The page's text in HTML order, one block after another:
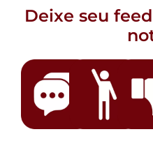
Deixe seu